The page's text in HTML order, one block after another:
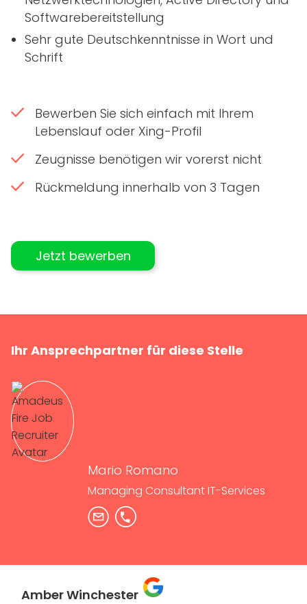
Softwarebereitstellung
Sehr gute Deutschkenntnisse in Wort und
Schrift
Bewerben Sie sich einfach mit Ihrem
Lebenslauf oder Xing-Profil
Zeugnisse benötigen wir vorerst nicht
Rückmeldung innerhalb von 3 Tagen
Jetzt bewerben
Ihr Ansprechpartner für diese Stelle
Mario Romano
Managing Consultant IT-Services
Amber Winchester